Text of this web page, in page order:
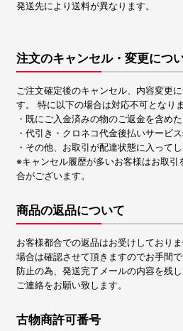
発送先により送料が異なります。
注文のキャンセル・変更につ
ご注文確定後のキャンセル、内容変更
す。 特に以下の場合は対応不可となり
・既にご入金済みの物のご返金を含めた
・代引き・クロネコ代金後払いサービ
・その他、お取引が配達状態に入ってし
※キャンセル履歴が多いお客様はお取引
合がございます。
商品の返品について
お客様都合での返品はお受けしており
場合は確認させて頂きますのでお手間
防止の為、発送完了メールの内容を残
ご連絡をお願い致します。
古物商許可番号